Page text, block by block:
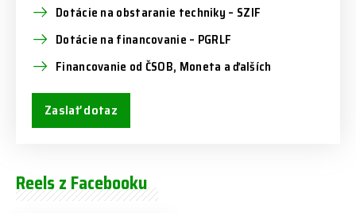
Dotácie na obstaranie techniky – SZIF
Dotácie na financovanie – PGRLF
Financovanie od ČSOB, Moneta a ďalších
Zaslať dotaz
Reels z Facebooku